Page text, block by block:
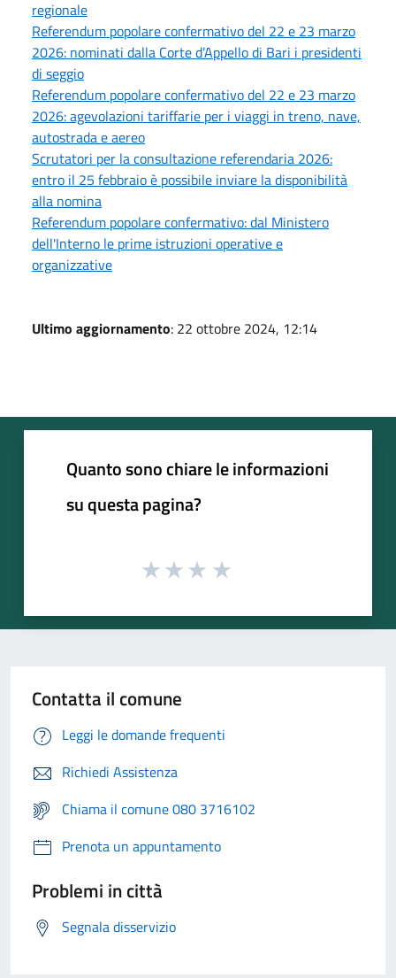
regionale
Referendum popolare confermativo del 22 e 23 marzo
2026: nominati dalla Corte d’Appello di Bari i presidenti
di seggio
Referendum popolare confermativo del 22 e 23 marzo
2026: agevolazioni tariffarie per i viaggi in treno, nave,
autostrada e aereo
Scrutatori per la consultazione referendaria 2026:
entro il 25 febbraio è possibile inviare la disponibilità
alla nomina
Referendum popolare confermativo: dal Ministero
dell'Interno le prime istruzioni operative e
organizzative
Ultimo aggiornamento: 22 ottobre 2024, 12:14
Quanto sono chiare le informazioni
su questa pagina?
Contatta il comune
Leggi le domande frequenti
Richiedi Assistenza
Chiama il comune 080 3716102
Prenota un appuntamento
Problemi in città
Segnala disservizio